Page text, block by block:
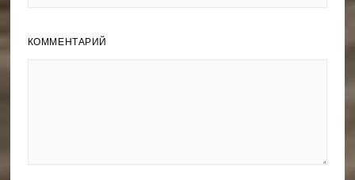
КОММЕНТАРИЙ